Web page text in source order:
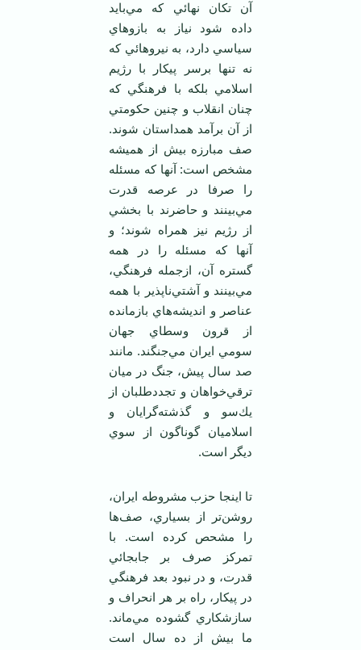
آن تكان نهائي كه مي‌بايد
داده شود نياز به بازوهاي
سياسي دارد، به نيروهائي كه
نه تنها برسر پيكار با رژيم
اسلامي بلكه با فرهنگي كه
چنان انقلاب و چنين حكومتي
از آن برآمد همداستان شوند.
صف مبارزه بيش از هميشه
مشخص است: آنها كه مسئله
را صرفا در عرصه قدرت
مي‌بينند و حاضرند با بخشي
از رژيم نيز همراه شوند؛ و
آنها كه مسئله را در همه
گستره آن، ازجمله فرهنگي،
مي‌بينند و آشتي‌ناپذير با همه
عناصر و انديشه‌هاي بازمانده
از قرون وسطاي جهان
سومي ايران مي‌جنگند. مانند
صد سال پيش، جنگ در ميان
ترقي‌خواهان و تجددطلبان از
يك‌سو و گذشته‌گرايان و
اسلاميان گوناگون از سوي
ديگر است.
تا اينجا حزب مشروطه ايران،
روشن‌تر از بسياري، صف‌ها
را مشحص كرده است. با
تمركز صرف بر جابجائي
قدرت، و در نبود بعد فرهنگي
در پيكار، راه بر هر انحراف و
سازشكاري گشوده مي‌ماند.
ما بيش از ده سال است